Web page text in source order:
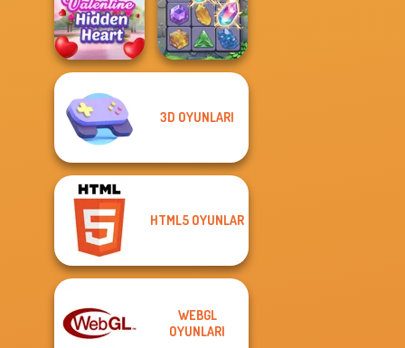
Cooking
Restaurant
Kitchen
Super Soccer
Noggins
Valentine Hidden
Heart
3D OYUNLARI
HTML5 OYUNLAR
WEBGL
OYUNLARI